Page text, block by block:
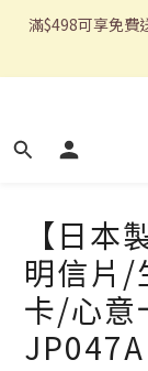
滿$498可享免費
【日
明信片/
卡/心意
JP047A